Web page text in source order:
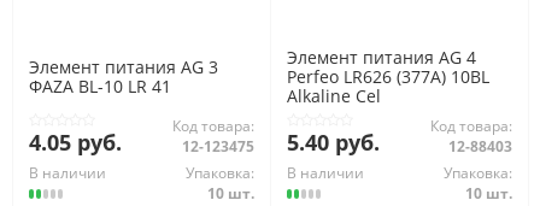
Элемент питания AG 3
ФАZА BL-10 LR 41
4.05 руб.
Код товара:
12-123475
В наличии
Упаковка:
10 шт.
Элемент питания AG 4
Perfeo LR626 (377A) 10BL
Alkaline Cel
5.40 руб.
Код товара:
12-88403
В наличии
Упаковка:
10 шт.